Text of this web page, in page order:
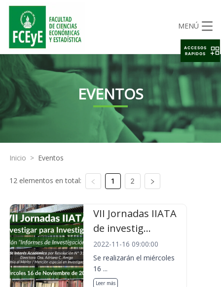
MENÚ
EVENTOS
Inicio > Eventos
12 elementos en total: 1 2
VII Jornadas IIATA
de investig...
2022-11-16 09:00:00
Se realizarán el miércoles
16 ...
Leer más
ACCESOS
RAPIDOS